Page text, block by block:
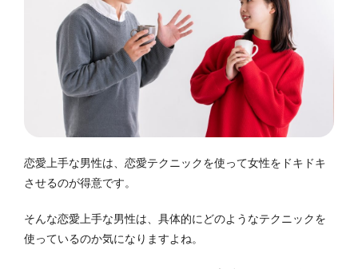
恋愛上手な男性は、恋愛テクニックを使って女性をドキドキ
させるのが得意です。
そんな恋愛上手な男性は、具体的にどのようなテクニックを
使っているのか気になりますよね。